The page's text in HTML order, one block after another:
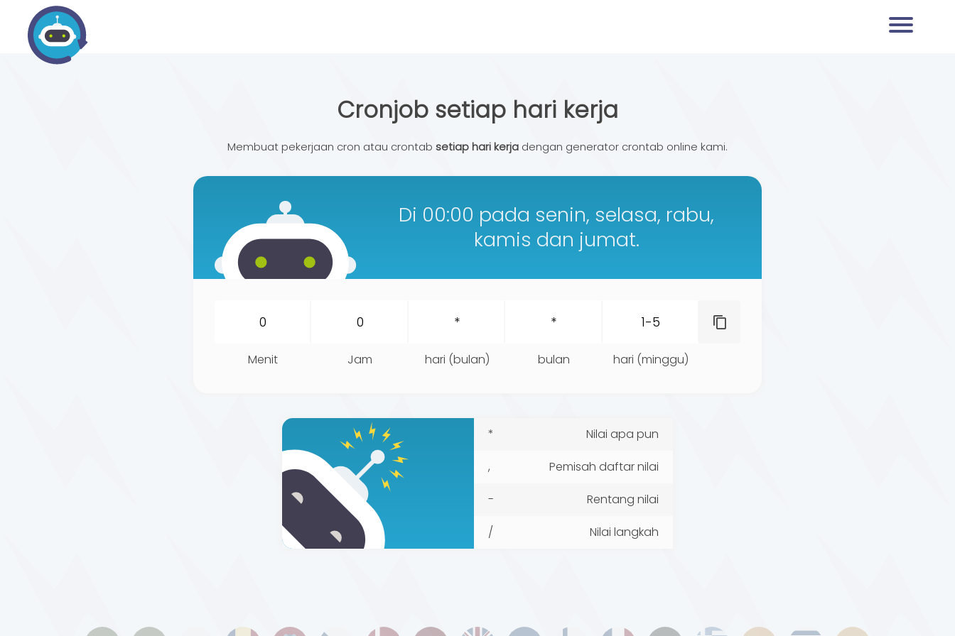
Cronjob setiap hari kerja
Membuat pekerjaan cron atau crontab setiap hari kerja dengan generator crontab online kami.
Di 00:00 pada senin, selasa, rabu,
kamis dan jumat.
Menit Jam hari (bulan) bulan hari (minggu)
*
Nilai apa pun
,
Pemisah daftar nilai
-
Rentang nilai
/
Nilai langkah